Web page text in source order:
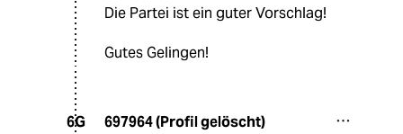
Die Partei ist ein guter Vorschlag!
Gutes Gelingen!
6G 697964 (Profil gelöscht)